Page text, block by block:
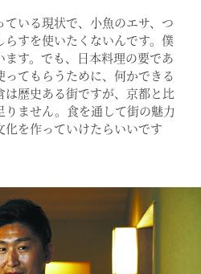
ている現状で、小魚のエサ、つ
すを使いたくないんです。僕
す。でも、日本料理の要であ
てもらうために、何かできる
は歴史ある街ですが、京都と比
ません。食を通して街の魅力
を作っていけたらいいです